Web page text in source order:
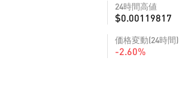
24時間高値
$0.00119817
価格変動(24時間)
-2.60%